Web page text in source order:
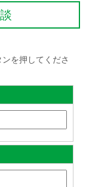
を押してくださ